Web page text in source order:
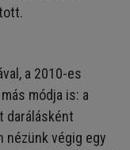
a 2010-es
módja is: a
darálásként
nézünk végig egy